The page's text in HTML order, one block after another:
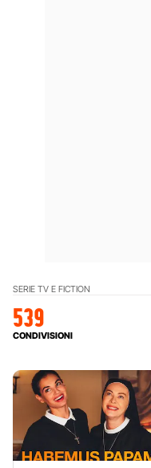
SERIE TV E FICTION
539
CONDIVISIONI